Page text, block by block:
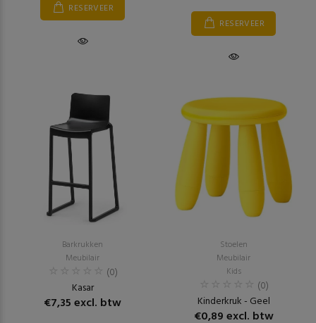
RESERVEER
RESERVEER
Barkrukken
Meubilair
(0)
Kasar
€7,35 excl. btw
Stoelen
Meubilair
Kids
(0)
Kinderkruk - Geel
€0,89 excl. btw